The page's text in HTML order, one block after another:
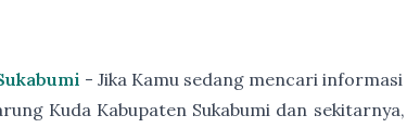
- Jika Kamu sedang mencari
Kuda Kabupaten Sukabumi dan